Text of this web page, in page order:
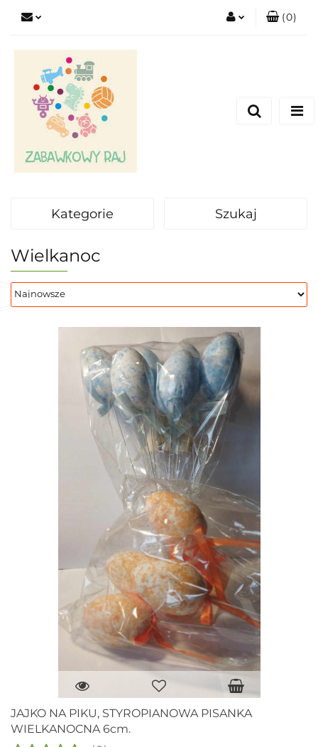
(0)
Kategorie Szukaj
Wielkanoc
JAJKO NA PIKU, STYROPIANOWA PISANKA
WIELKANOCNA 6cm.